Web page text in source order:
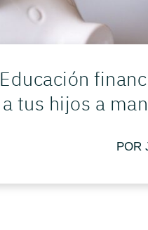
Educación
a tus hijos a
POR